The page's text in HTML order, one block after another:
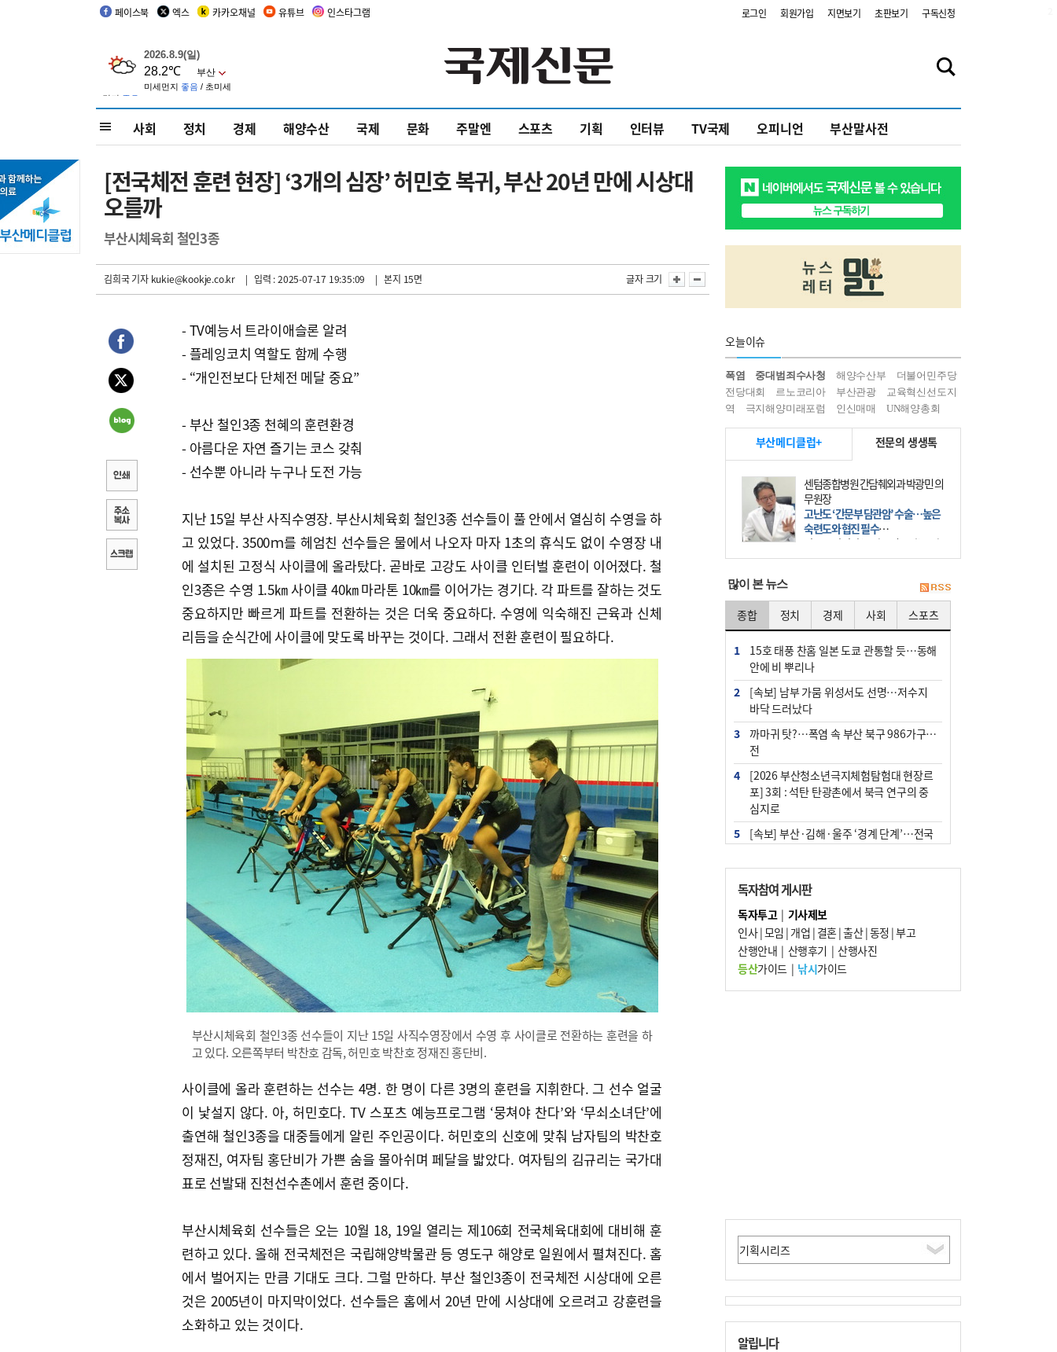
페이스북 엑스 카카오채널 유튜브 인스타그램 로그인 회원가입 지면보기 초판보기 구독신청
사회 정치 경제 해양수산 국제 문화 주말엔 스포츠 기획 인터뷰 TV국제 오피니언 부산말사전
[전국체전 훈련 현장] ‘3개의 심장’ 허민호 복귀, 부산 20년 만에 시상대
오를까
부산시체육회 철인3종
김희국 기자kukie@kookje.co.kr | 입력 : 2025-07-17 19:35:09 | 본지 15면 글자 크기
- TV예능서 트라이애슬론 알려
- 플레잉코치 역할도 함께 수행
- “개인전보다 단체전 메달 중요”
- 부산 철인3종 천혜의 훈련환경
- 아름다운 자연 즐기는 코스 갖춰
- 선수뿐 아니라 누구나 도전 가능
지난 15일 부산 사직수영장. 부산시체육회 철인3종 선수들이 풀 안에서 열심히 수영을 하
고 있었다. 3500ｍ를 헤엄친 선수들은 물에서 나오자 마자 1초의 휴식도 없이 수영장 내
에 설치된 고정식 사이클에 올라탔다. 곧바로 고강도 사이클 인터벌 훈련이 이어졌다. 철
인3종은 수영 1.5㎞ 사이클 40㎞ 마라톤 10㎞를 이어가는 경기다. 각 파트를 잘하는 것도
중요하지만 빠르게 파트를 전환하는 것은 더욱 중요하다. 수영에 익숙해진 근육과 신체
리듬을 순식간에 사이클에 맞도록 바꾸는 것이다. 그래서 전환 훈련이 필요하다.
부산시체육회 철인3종 선수들이 지난 15일 사직수영장에서 수영 후 사이클로 전환하는 훈련을 하
고 있다. 오른쪽부터 박찬호 감독, 허민호 박찬호 정재진 홍단비.
사이클에 올라 훈련하는 선수는 4명. 한 명이 다른 3명의 훈련을 지휘한다. 그 선수 얼굴
이 낯설지 않다. 아, 허민호다. TV 스포츠 예능프로그램 ‘뭉쳐야 찬다’와 ‘무쇠소녀단’에
출연해 철인3종을 대중들에게 알린 주인공이다. 허민호의 신호에 맞춰 남자팀의 박찬호
정재진, 여자팀 홍단비가 가쁜 숨을 몰아쉬며 페달을 밟았다. 여자팀의 김규리는 국가대
표로 선발돼 진천선수촌에서 훈련 중이다.
부산시체육회 선수들은 오는 10월 18, 19일 열리는 제106회 전국체육대회에 대비해 훈
련하고 있다. 올해 전국체전은 국립해양박물관 등 영도구 해양로 일원에서 펼쳐진다. 홈
에서 벌어지는 만큼 기대도 크다. 그럴 만하다. 부산 철인3종이 전국체전 시상대에 오른
것은 2005년이 마지막이었다. 선수들은 홈에서 20년 만에 시상대에 오르려고 강훈련을
소화하고 있는 것이다.
오늘이슈
폭염 중대범죄수사청 해양수산부
더불어민주당
전당대회
르노코리아 부산관광
교육혁신선도지
역
극지해양미래포럼 인신매매 UN해양총회
부산메디클럽+ 전문의 생생톡
센텀종합병원 간담췌외과 박광민 의
무원장
고난도 ‘간문부 담관암’ 수술…높은
숙련도와 협진 필수
간문부 담관암(클라츠킨 종양)은 좌
우 간에서 나오는, 담관(담즙 배출 경
部)’에 생기는 악성 종양이다. 간동맥
문맥 림프절 담
많이 본 뉴스
종합 정치 경제 사회 스포츠
1
15호 태풍 찬홈 일본 도쿄 관통할 듯…동해
안에 비 뿌리나
2
[속보] 남부 가뭄 위성서도 선명…저수지
바닥 드러났다
3
까마귀 탓?…폭염 속 부산 북구 986가구 정
전
4
[2026 부산청소년극지체험탐험대 현장르
포] 3회 : 석탄 탄광촌에서 북극 연구의 중
심지로
5
[속보] 부산·김해·울주 ‘경계 단계’…전국
위는 지속
7
‘혐오표현’ 쓰면 지방공무원 최대 파면까지
중징계
8
이임생, 홍명보 선임 독단적 결정 아냐…면
담 메모 제출
독자참여 게시판
독자투고| 기사제보
인사|모임 | 개업 | 결혼|출산|동정 |부고
산행안내 | 산행후기 | 산행사진
등산가이드| 낚시가이드
알립니다